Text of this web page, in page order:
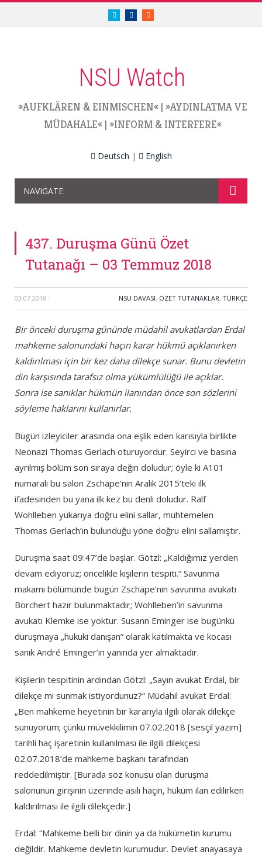
twitter.com/nsuwatch
facebook.com/nsuwatch
RSS
NSU Watch
»AUFKLÄREN & EINMISCHEN« | »AYDINLATMA VE
MÜDAHALE« | »INFORM & INTERFERE«
Deutsch | English
NAVIGATE
437. Duruşma Günü Özet
Tutanağı – 03 Temmuz 2018
03.07.2018 · NSU DAVASI, ÖZET TUTANAKLAR, TÜRKÇE
Bir önceki duruşma gününde müdahil avukatlardan Erdal
mahkeme salonundaki haçın karar hükmü açıklanırken
kaldırılması için bir kez daha dilekçe sunar. Bunu devletin
din karşısında tarafsız olma yükümlülüğü ile açıklar.
Sonra ise sanıklar hükmün ilanından önce son sözlerini
söyleme haklarını kullanırlar.
Bugün izleyiciler arasında ona eşlik eden karısıyla birlikte
Neonazi Thomas Gerlach oturuyordur. Seyirci ve basına
ayrılmış bölüm son sıraya değin doludur; öyle ki A101
numaralı bu salon Zschäpe’nin Aralık 2015’teki ilk
ifadesinden bu yana ilk kez bu denli doludur. Ralf
Wohlleben yukarıya doğru elini sallar, muhtemelen
Thomas Gerlach’ın bulunduğu yöne doğru elini sallamıştır.
Duruşma saat 09:47’de başlar. Götzl: „Kaldığımız yerden
devam ediyoruz; öncelikle kişilerin tespiti.“ Savunma
makamı bölümünde bugün Zschäpe’nin savunma avukatı
Borchert hazır bulunmaktadır; Wohlleben’in savunma
avukatı Klemke ise yoktur. Susann Eminger ise bugünkü
duruşmaya „hukuki danışan“ olarak katılmakta ve kocası
sanık André Eminger’in yanında yer almaktadır.
Kişilerin tespitinin ardından Götzl: „Sayın avukat Erdal, bir
dilekçe mi sunmak istiyordunuz?“ Müdahil avukat Erdal:
„Ben mahkeme heyetinin bir kararıyla ilgili olarak dilekçe
sunuyorum; çünkü müvekkilimin 07.02.2018 [sesçil yazım]
tarihli haç işaretinin kullanılması ile ilgili dilekçesi
02.07.2018’de mahkeme başkanı tarafından
reddedilmiştir. [Burada söz konusu olan duruşma
salonunun girişinin üzerinde asılı haçın, hüküm ilan edilirken
kaldırılması ile ilgili dilekçedir.]
Erdal: “Mahkeme belli bir dinin ya da hükümetin kurumu
değildir. Mahkeme devletin kurumudur. Devlet anayasaya